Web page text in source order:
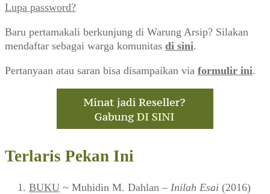
Lupa password?
Baru pertamakali berkunjung di Warung Arsip? Silakan
mendaftar sebagai warga komunitas di sini.
Pertanyaan atau saran bisa disampaikan via formulir ini.
Terlaris Pekan Ini
BUKU ~ Muhidin M. Dahlan – Inilah Esai (2016)